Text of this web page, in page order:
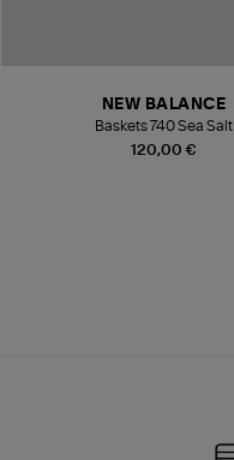
120,00 €
NEW BALANCE
Baskets 740 Sea Salt